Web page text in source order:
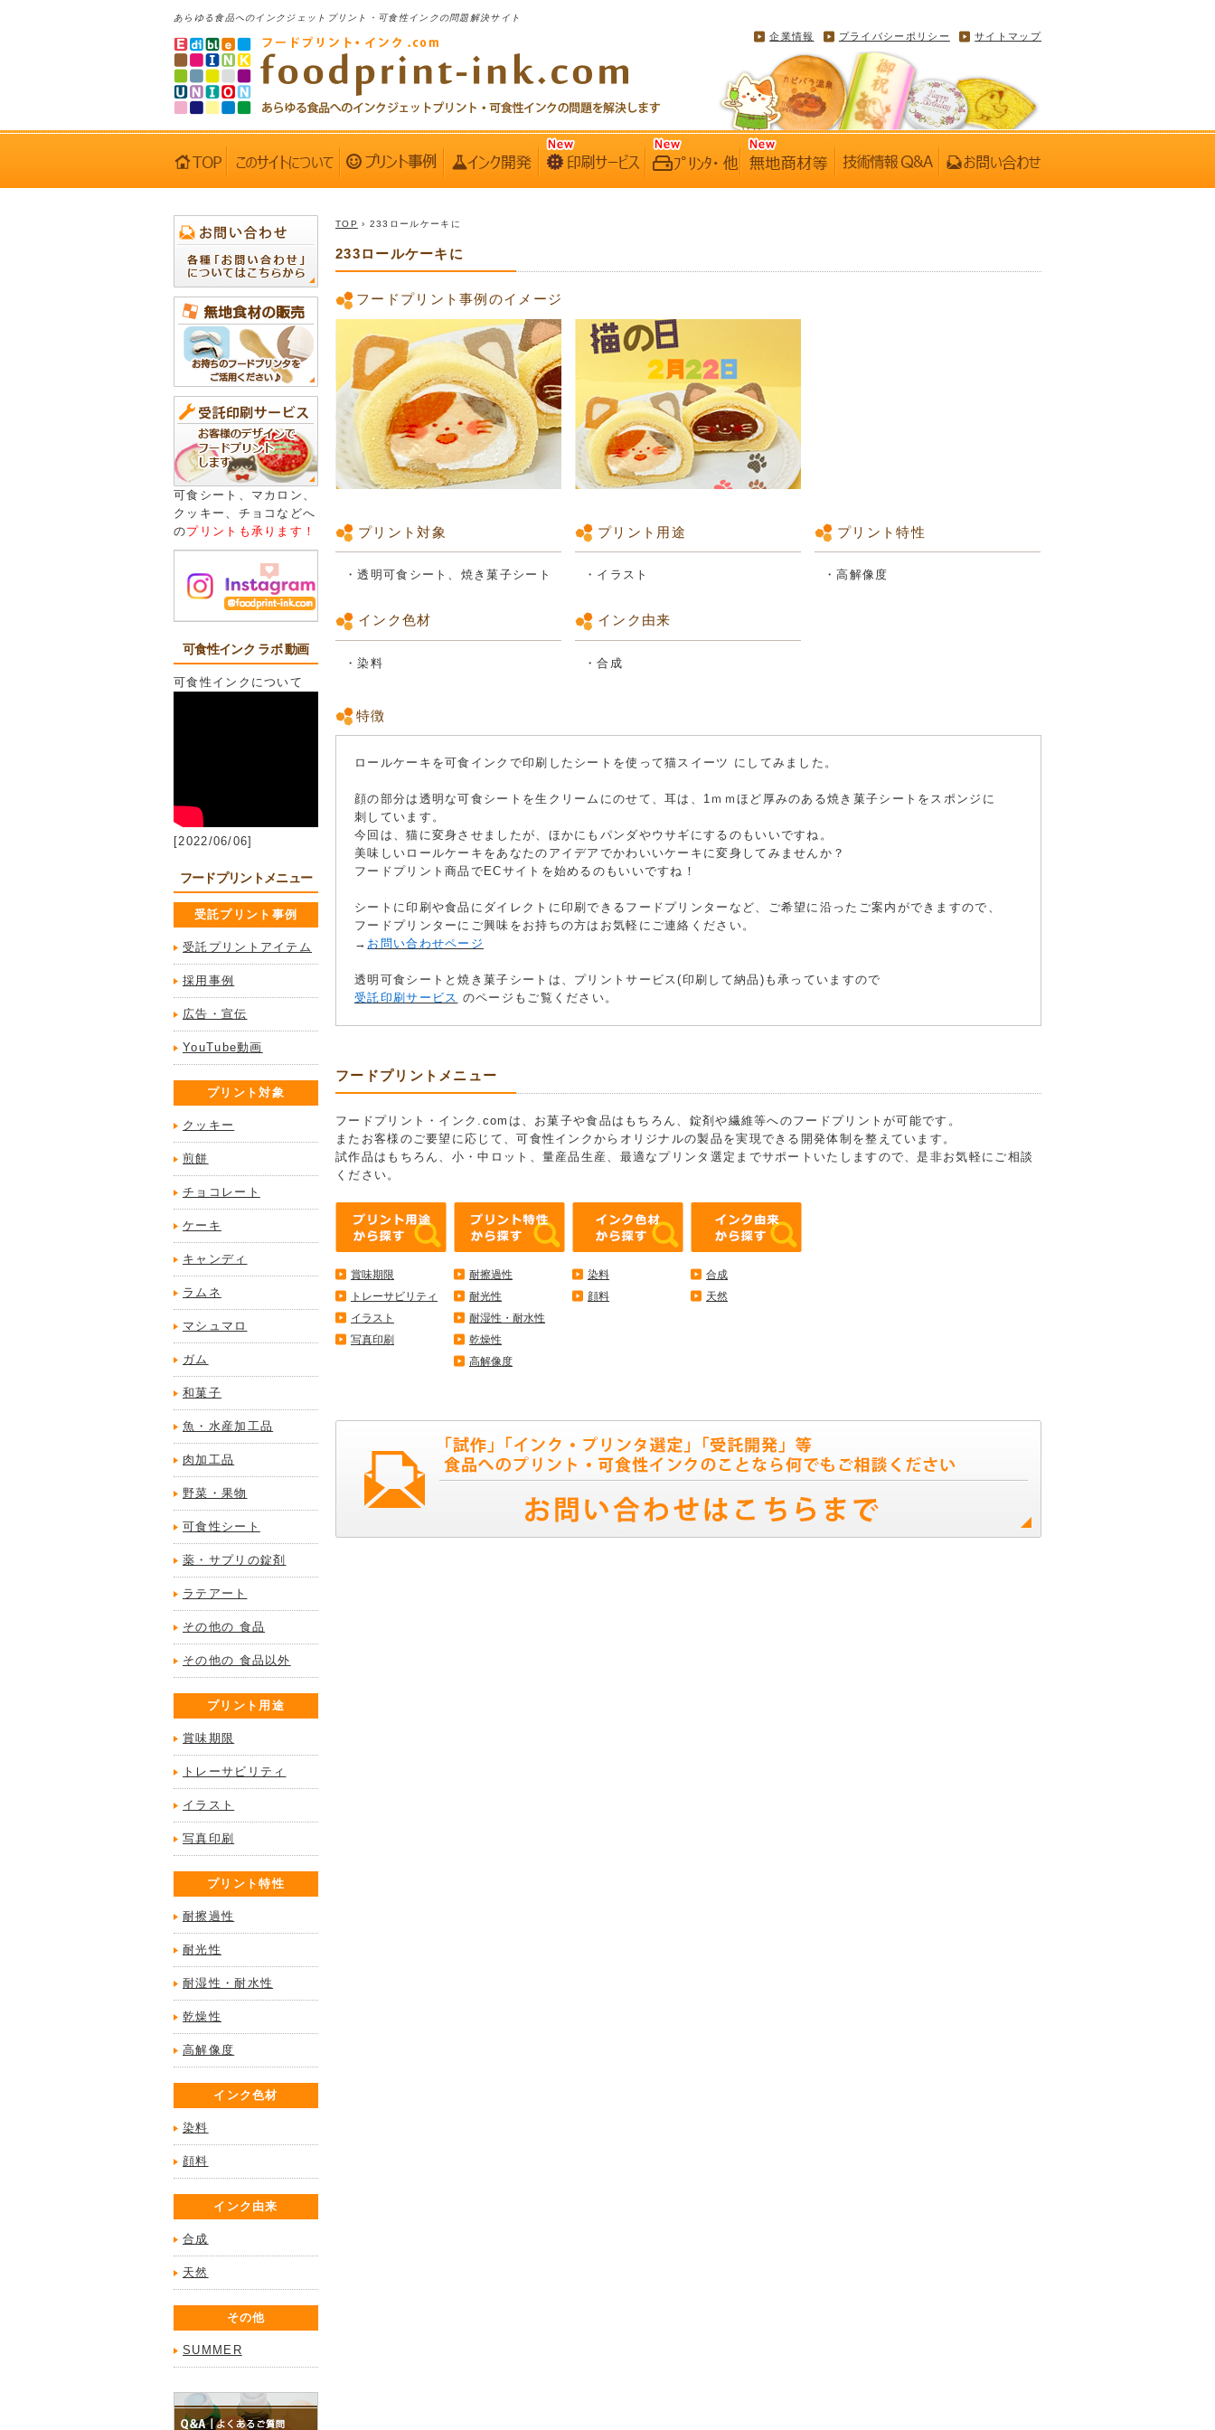
あらゆる食品へのインクジェットプリント・可食性インクの問題解決サイト
企業情報 プライバシーポリシー サイトマップ
可食シート、マカロン、
クッキー、チョコなどへ
のプリントも承ります！
可食性インク ラボ 動画
可食性インクについて
[2022/06/06]
フードプリントメニュー
受託プリント事例
受託プリントアイテム
採用事例
広告・宣伝
YouTube動画
プリント対象
クッキー
煎餅
チョコレート
ケーキ
キャンディ
ラムネ
マシュマロ
ガム
和菓子
魚・水産加工品
肉加工品
野菜・果物
可食性シート
薬・サプリの錠剤
ラテアート
その他の 食品
その他の 食品以外
プリント用途
賞味期限
トレーサビリティ
イラスト
写真印刷
プリント特性
耐擦過性
耐光性
耐湿性・耐水性
乾燥性
高解像度
インク色材
染料
顔料
インク由来
合成
天然
その他
SUMMER
TOP › 233ロールケーキに
233ロールケーキに
フードプリント事例のイメージ
プリント対象
・透明可食シート、焼き菓子シート
プリント用途
・イラスト
プリント特性
・高解像度
インク色材
・染料
インク由来
・合成
特徴
ロールケーキを可食インクで印刷したシートを使って猫スイーツ にしてみました。
顔の部分は透明な可食シートを生クリームにのせて、耳は、1ｍｍほど厚みのある焼き菓子シートをスポンジに
刺しています。
今回は、猫に変身させましたが、ほかにもパンダやウサギにするのもいいですね。
美味しいロールケーキをあなたのアイデアでかわいいケーキに変身してみませんか？
フードプリント商品でECサイトを始めるのもいいですね！
シートに印刷や食品にダイレクトに印刷できるフードプリンターなど、ご希望に沿ったご案内ができますので、
フードプリンターにご興味をお持ちの方はお気軽にご連絡ください。
→ お問い合わせページ
透明可食シートと焼き菓子シートは、プリントサービス(印刷して納品)も承っていますので
受託印刷サービス のページもご覧ください。
フードプリントメニュー
フードプリント・インク.comは、お菓子や食品はもちろん、錠剤や繊維等へのフードプリントが可能です。
またお客様のご要望に応じて、可食性インクからオリジナルの製品を実現できる開発体制を整えています。
試作品はもちろん、小・中ロット、量産品生産、最適なプリンタ選定までサポートいたしますので、是非お気軽にご相談
ください。
賞味期限
トレーサビリティ
イラスト
写真印刷
耐擦過性
耐光性
耐湿性・耐水性
乾燥性
高解像度
染料
顔料
合成
天然